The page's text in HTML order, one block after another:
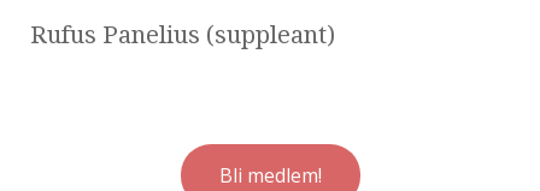
Rufus Panelius (suppleant)
Bli medlem!